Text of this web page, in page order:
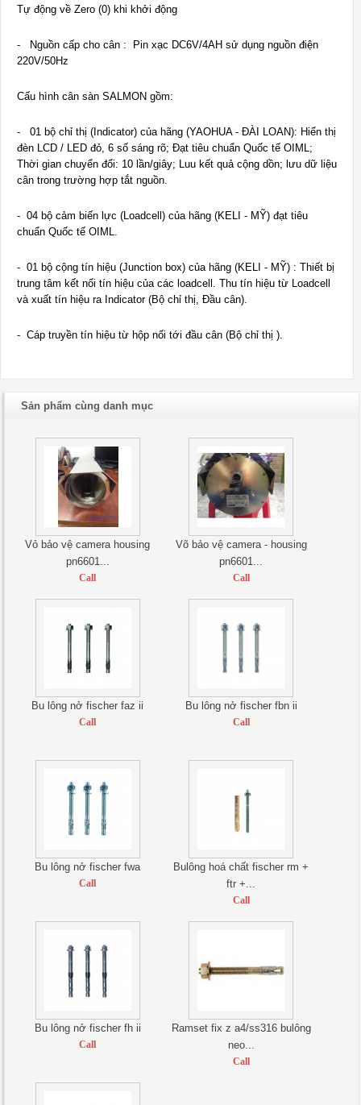
Tự động về Zero (0) khi khởi động
- Nguồn cấp cho cân : Pin xạc DC6V/4AH sử dụng nguồn điện
220V/50Hz
Cấu hình cân sàn SALMON gồm:
- 01 bộ chỉ thị (Indicator) của hãng (YAOHUA - ĐÀI LOAN): Hiển thị
đèn LCD / LED đỏ, 6 số sáng rõ; Đạt tiêu chuẩn Quốc tế OIML;
Thời gian chuyển đổi: 10 lần/giây; Luu kết quả cộng dồn; lưu dữ liệu
cân trong trường hợp tắt nguồn.
- 04 bộ cảm biến lực (Loadcell) của hãng (KELI - MỸ) đạt tiêu
chuẩn Quốc tế OIML.
- 01 bộ cộng tín hiệu (Junction box) của hãng (KELI - MỸ) : Thiết bị
trung tâm kết nối tín hiệu của các loadcell. Thu tín hiệu từ Loadcell
và xuất tín hiệu ra Indicator (Bộ chỉ thị, Đầu cân).
- Cáp truyền tín hiệu từ hộp nối tới đầu cân (Bộ chỉ thị ).
Sản phẩm cùng danh mục
Vỏ bảo vệ camera housing
pn6601...
Call
Võ bảo vệ camera - housing
pn6601...
Call
Bu lông nở fischer faz ii
Call
Bu lông nở fischer fbn ii
Call
Bu lông nở fischer fwa
Call
Bulông hoá chất fischer rm +
ftr +...
Call
Bu lông nở fischer fh ii
Call
Ramset fix z a4/ss316 bulông
neo...
Call